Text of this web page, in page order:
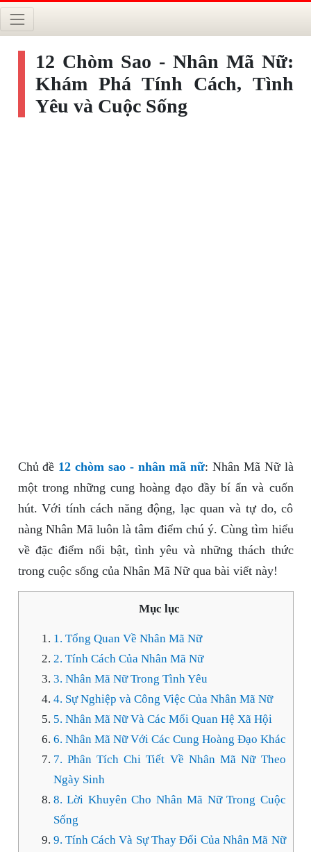
12 Chòm Sao - Nhân Mã Nữ:
Khám Phá Tính Cách, Tình
Yêu và Cuộc Sống
Chủ đề 12 chòm sao - nhân mã nữ: Nhân Mã Nữ là
một trong những cung hoàng đạo đầy bí ẩn và cuốn
hút. Với tính cách năng động, lạc quan và tự do, cô
nàng Nhân Mã luôn là tâm điểm chú ý. Cùng tìm hiểu
về đặc điểm nổi bật, tình yêu và những thách thức
trong cuộc sống của Nhân Mã Nữ qua bài viết này!
Mục lục
1. Tổng Quan Về Nhân Mã Nữ
2. Tính Cách Của Nhân Mã Nữ
3. Nhân Mã Nữ Trong Tình Yêu
4. Sự Nghiệp và Công Việc Của Nhân Mã Nữ
5. Nhân Mã Nữ Và Các Mối Quan Hệ Xã Hội
6. Nhân Mã Nữ Với Các Cung Hoàng Đạo Khác
7. Phân Tích Chi Tiết Về Nhân Mã Nữ Theo
Ngày Sinh
8. Lời Khuyên Cho Nhân Mã Nữ Trong Cuộc
Sống
9. Tính Cách Và Sự Thay Đổi Của Nhân Mã Nữ